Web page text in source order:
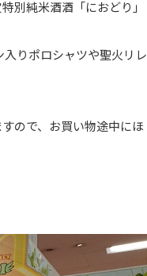
別純米酒酒「におどり」
りポロシャツや聖火リレ
ので、お買い物途中にほ